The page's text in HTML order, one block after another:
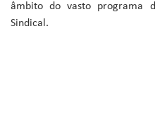
âmbito do vasto programa
Sindical.